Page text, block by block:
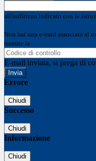
all'indirizzo indicato con le
Non hai una e-mail associata al
tramite la
E-mail inviata, si prega di
Errore
Chiudi
Successo
Chiudi
Informazione
Chiudi